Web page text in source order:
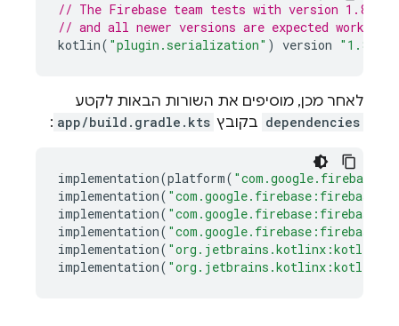
// The Firebase team tests with version
// and all newer versions are expected work too.
kotlin( "plugin.serialization" ) version "1.8.22"
לאחר מכן, מוסיפים את השורות הבאות לקטע
dependencies בקובץ app/build.gradle.kts
:
implementation(platform(
implementation( "com.google.firebase:firebase-
implementation( "com.google.firebase:firebase-
implementation( "com.google.firebase:firebase-
implementation( "org.jetbrains.kotlinx:kotlinx-
implementation( "org.jetbrains.kotlinx:kotlinx-